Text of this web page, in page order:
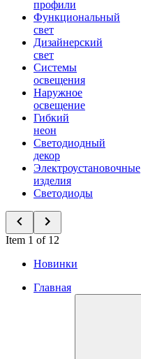
профили
Функциональный
свет
Дизайнерский
свет
Системы
освещения
Наружное
освещение
Гибкий
неон
Светодиодный
декор
Электроустановочные
изделия
Светодиоды
Item 1 of 12
Новинки
Главная